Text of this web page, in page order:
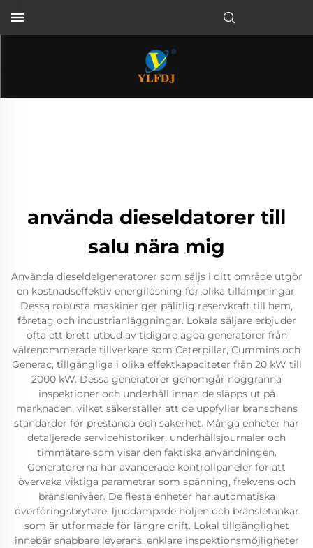
använda dieseldatorer till
salu nära mig
Använda dieseldelgeneratorer som säljs i ditt område utgör
en kostnadseffektiv energilösning för olika tillämpningar.
Dessa robusta maskiner ger pålitlig reservkraft till hem,
företag och industrianläggningar. Lokala säljare erbjuder
ofta ett brett utbud av tidigare ägda generatorer från
välrenommerade tillverkare som Caterpillar, Cummins och
Generac, tillgängliga i olika effektkapaciteter från 20 kW till
2000 kW. Dessa generatorer genomgår noggranna
inspektioner och underhåll innan de släpps ut på
marknaden, vilket säkerställer att de uppfyller branschens
standarder för prestanda och säkerhet. Många enheter har
detaljerade servicehistoriker, underhållsjournaler och
timmätare som visar den faktiska användningen.
Generatorerna har avancerade kontrollpaneler för att
övervaka viktiga parametrar som spänning, frekvens och
bränslenivåer. De flesta enheter har automatiska
överföringsbrytare, ljuddämpade höljen och bränsletankar
som är utformade för längre drift. Lokal tillgänglighet
innebär snabbare leverans, enklare inspektionsmöjligheter